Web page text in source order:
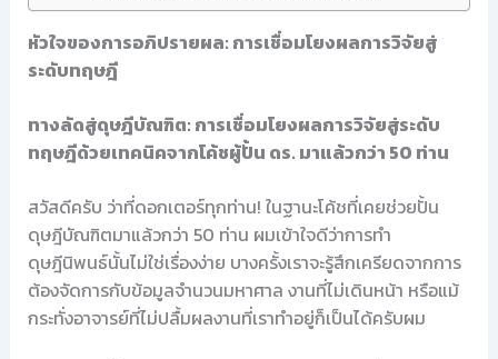
หัวใจของการอภิปรายผล: การเชื่อมโยงผลการวิจัยสู่
ระดับทฤษฎี
ทางลัดสู่ดุษฎีบัณฑิต: การเชื่อมโยงผลการวิจัยสู่ระดับ
ทฤษฎีด้วยเทคนิคจากโค้ชผู้ปั้น ดร. มาแล้วกว่า 50 ท่าน
สวัสดีครับ ว่าที่ดอกเตอร์ทุกท่าน! ในฐานะโค้ชที่เคยช่วยปั้น
ดุษฎีบัณฑิตมาแล้วกว่า 50 ท่าน ผมเข้าใจดีว่าการทำ
ดุษฎีนิพนธ์นั้นไม่ใช่เรื่องง่าย บางครั้งเราจะรู้สึกเครียดจากการ
ต้องจัดการกับข้อมูลจำนวนมหาศาล งานที่ไม่เดินหน้า หรือแม้
กระทั่งอาจารย์ที่ไม่ปลื้มผลงานที่เราทำอยู่ก็เป็นได้ครับผม